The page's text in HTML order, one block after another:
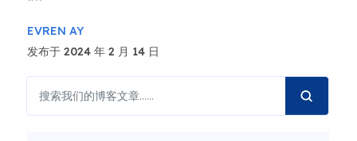
EVREN AY
发布于 2024 年 2 月 14 日